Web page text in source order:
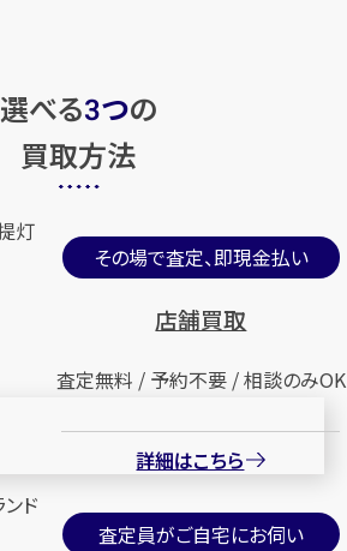
選べる3つの
買取方法
その場で査定、即現金払い
店舗買取
査定無料 / 予約不要 / 相談のみOK
詳細はこちら
査定員がご自宅にお伺い